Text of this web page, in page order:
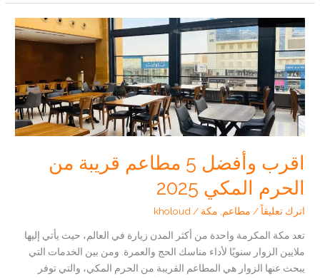
المدينة
المنورة:
تجربة
طعام
أمريكي
مميزة
اقرب وأفضل 5 مطاعم قريبة من
الحرم المكي 2025
اترك تعليقاً / مطاعم مكة /
kholoud
تعد مكة المكرمة واحدة من أكثر المدن زيارة في العالم، حيث يأتي إليها
ملايين الزوار سنويًا لأداء مناسك الحج والعمرة. ومن بين الخدمات التي
يبحث عنها الزوار هي المطاعم القريبة من الحرم المكي، والتي توفر